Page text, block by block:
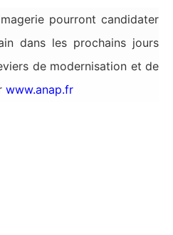
pourront candidater
dans les prochains jours
de modernisation et de
www.anap.fr